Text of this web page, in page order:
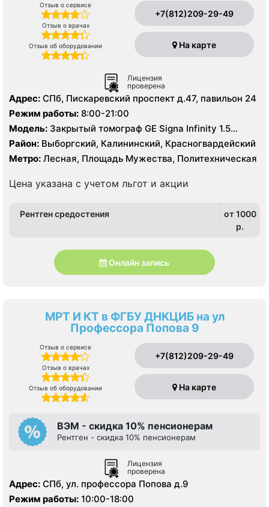
Отзыв о сервисе
Отзыв о врачах
Отзыв об оборудовании
+7(812)209-29-49
На карте
Лицензия
проверена
Адрес: СПб, Пискаревский проспект д.47, павильон 24
Режим работы: 8:00-21:00
Модель: Закрытый томограф GE Signa Infinity 1.5
Тесла, КТ Toshiba Aguilion 64 среза, УЗИ
Район: Выборгский, Калининский, Красногвардейский
Метро: Лесная, Площадь Мужества, Политехническая
Цена указана с учетом льгот и акции
Рентген средостения
от 1000
p.
Онлайн запись
МРТ И КТ в ФГБУ ДНКЦИБ на ул
Профессора Попова 9
Отзыв о сервисе
Отзыв о врачах
Отзыв об оборудовании
+7(812)209-29-49
На карте
ВЭМ - скидка 10% пенсионерам
Рентген - скидка 10% пенсионерам
Лицензия
проверена
Адрес: СПб, ул. профессора Попова д.9
Режим работы: 10:00-18:00